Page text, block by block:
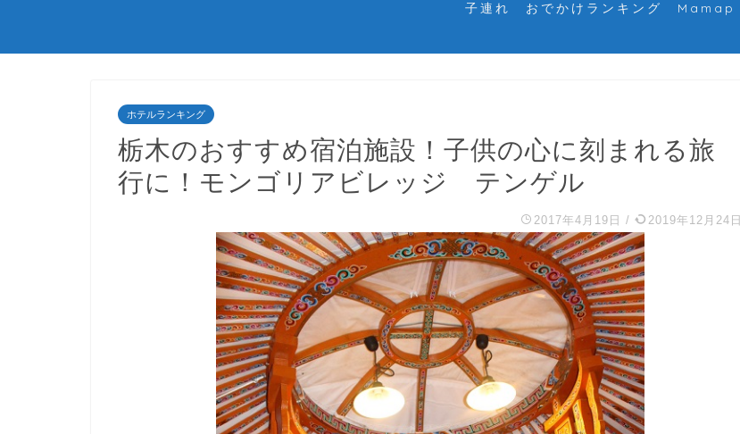
子連れ おでかけランキング Mamap
ホテルランキング
栃木のおすすめ宿泊施設！子供の心に刻まれる旅
行に！モンゴリアビレッジ テンゲル
2017年4月19日 / 2019年12月24日